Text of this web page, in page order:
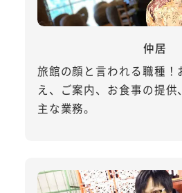
仲居
旅館の顔と言われる職種！
え、ご案内、お食事の提
主な業務。